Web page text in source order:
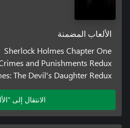
الألعاب المضمنة
Sherlock Holmes Chapter One
and Punishments Redux
The Devil's Daughter Redux
الانتقال إلى